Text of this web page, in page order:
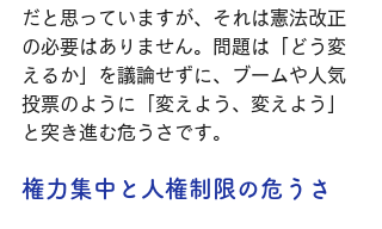
だと思っていますが、それは憲法改正
の必要はありません。問題は「どう変
えるか」を議論せずに、ブームや人気
投票のように「変えよう、変えよう」
と突き進む危うさです。
権力集中と人権制限の危うさ